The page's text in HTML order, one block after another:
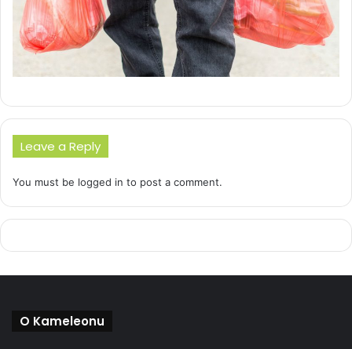
Leave a Reply
You must be logged in to post a comment.
O Kameleonu